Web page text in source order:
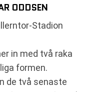
ODDSEN
Stadion
in med två raka
formen.
de två senaste